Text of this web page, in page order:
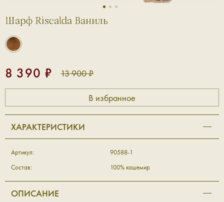
1 2 3
Шарф Riscalda Ваниль
8 390 ₽ 13 900 ₽
ХАРАКТЕРИСТИКИ
Артикул:
90588-1
Состав:
100% кашемир
ОПИСАНИЕ